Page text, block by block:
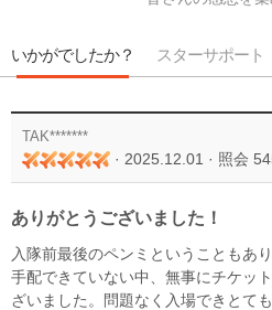
いかがでしたか？ スターサポート
TAK*******
· 2025.12.01 · 照会
ありがとうございました！
入隊前最後のペンミということもあ
手配できていない中、無事にチケッ
ざいました。問題なく入場できとて